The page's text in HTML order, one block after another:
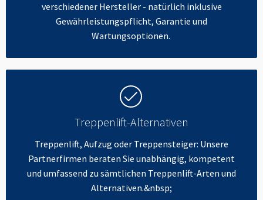
verschiedener Hersteller - natürlich inklusive
Gewährleistungspflicht, Garantie und
Wartungsoptionen.
Treppenlift-Alternativen
Treppenlift, Aufzug oder Treppensteiger: Unsere
Partnerfirmen beraten Sie unabhängig, kompetent
und umfassend zu sämtlichen Treppenlift-Arten und
Alternativen.&nbsp;